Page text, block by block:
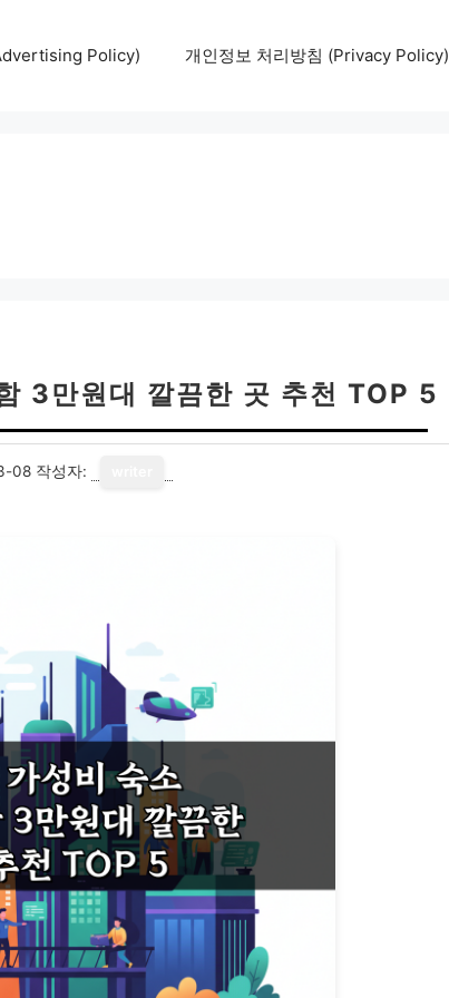
Policy) 개인정보 처리방침 (Privacy Policy)
3만원대 깔끔한 곳 추천 TOP 5
08 작성자: